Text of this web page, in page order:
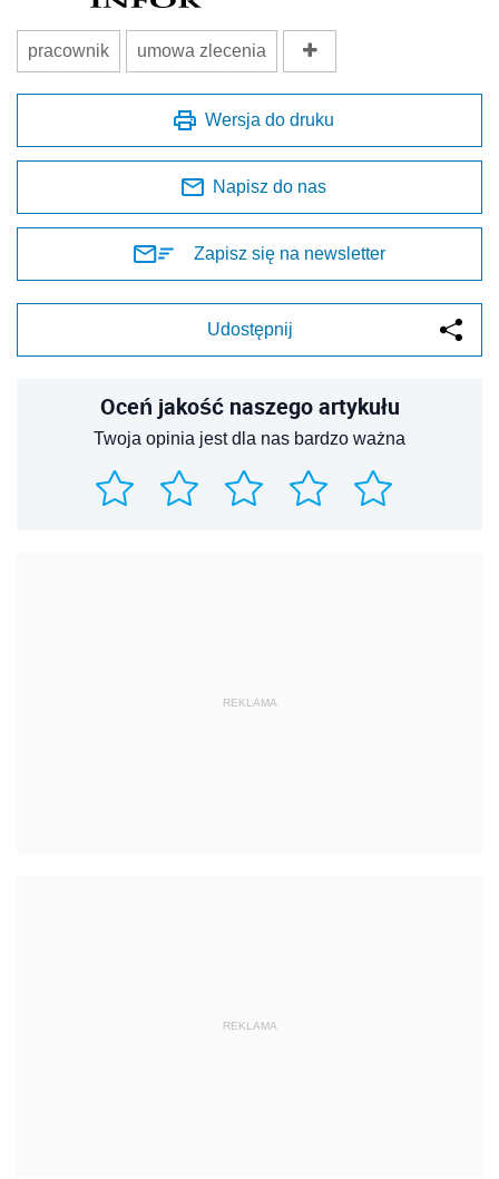
pracownik umowa zlecenia
Wersja do druku
Napisz do nas
Zapisz się na newsletter
Udostępnij
Oceń jakość naszego artykułu
Twoja opinia jest dla nas bardzo ważna
REKLAMA
REKLAMA